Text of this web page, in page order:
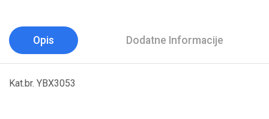
Opis Dodatne Informacije
Kat.br. YBX3053